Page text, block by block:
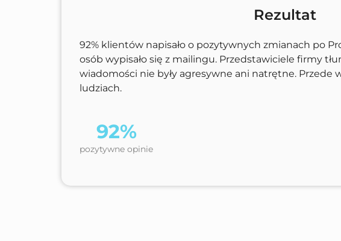
Rezultat
92% klientów napisało o pozytywnych zmianach po
osób wypisało się z mailingu. Przedstawiciele firmy
wiadomości nie były agresywne ani natrętne. Przede
ludziach.
92%
pozytywne opinie